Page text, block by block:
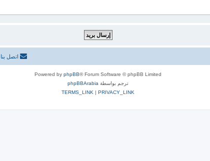
اتصل بنا
Powered by phpBB® Forum Software © phpBB Limited
ترجم بواسطة phpBBArabia
PRIVACY_LINK
|
TERMS_LINK